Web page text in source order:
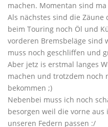
machen. Momentan sind
Als nächstes sind die
beim Touring noch Öl und
vorderen Bremsbeläge sind
muss noch geschliffen und
Aber jetz is erstmal langes
machen und trotzdem noch
bekommen ;)
Nebenbei muss ich noch
besorgen weil die vorne
unseren Federn passen :/